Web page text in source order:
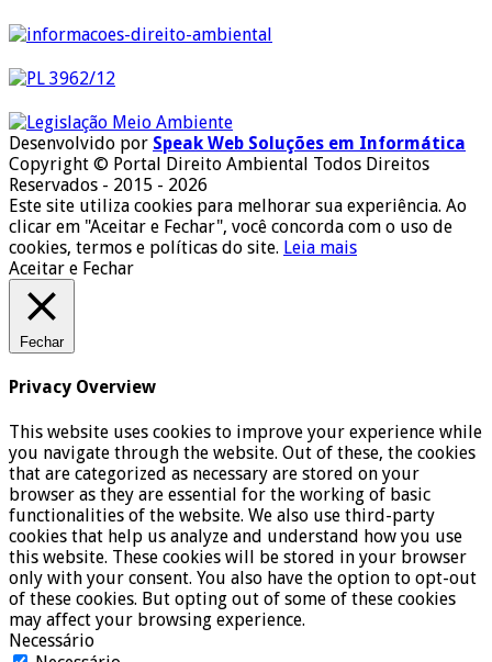
Desenvolvido por Speak Web Soluções em Informática
Copyright © Portal Direito Ambiental Todos Direitos
Reservados - 2015 - 2026
Este site utiliza cookies para melhorar sua experiência. Ao
clicar em "Aceitar e Fechar", você concorda com o uso de
cookies, termos e políticas do site. Leia mais
Aceitar e Fechar
Fechar
Privacy Overview
This website uses cookies to improve your experience while
you navigate through the website. Out of these, the cookies
that are categorized as necessary are stored on your
browser as they are essential for the working of basic
functionalities of the website. We also use third-party
cookies that help us analyze and understand how you use
this website. These cookies will be stored in your browser
only with your consent. You also have the option to opt-out
of these cookies. But opting out of some of these cookies
may affect your browsing experience.
Necessário